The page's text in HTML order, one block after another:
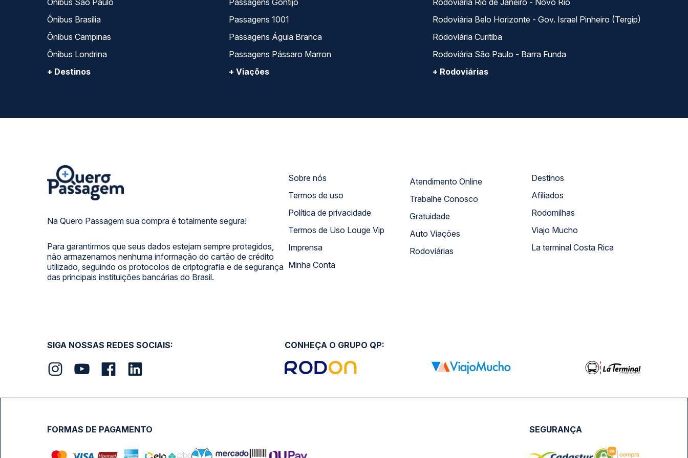
Ônibus São Paulo
Ônibus Brasília
Ônibus Campinas
Ônibus Londrina
+ Destinos
Passagens Gontijo
Passagens 1001
Passagens Águia Branca
Passagens Pássaro Marron
+ Viações
Rodoviária Rio de Janeiro - Novo Rio
Rodoviária Belo Horizonte - Gov. Israel Pinheiro (Tergip)
Rodoviária Curitiba
Rodoviária São Paulo - Barra Funda
+ Rodoviárias
Na Quero Passagem sua compra é totalmente segura!
Para garantirmos que seus dados estejam sempre protegidos,
não armazenamos nenhuma informação do cartão de crédito
utilizado, seguindo os protocolos de criptografia e de segurança
das principais instituições bancárias do Brasil.
Sobre nós
Termos de uso
Política de privacidade
Termos de Uso Louge Vip
Imprensa
Minha Conta
Atendimento Online
Trabalhe Conosco
Gratuidade
Auto Viações
Rodoviárias
Destinos
Afiliados
Rodomilhas
Viajo Mucho
La terminal Costa Rica
SIGA NOSSAS REDES SOCIAIS: CONHEÇA O GRUPO QP:
FORMAS DE PAGAMENTO SEGURANÇA